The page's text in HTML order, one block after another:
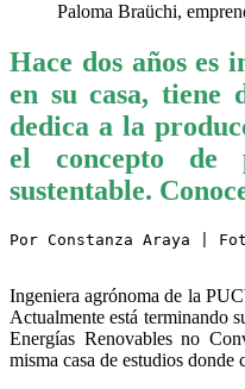
Paloma Braüchi,
Hace dos años es
en su casa, tiene
dedica a la
el concepto de
sustentable.
Por Constanza Araya |
Ingeniera agrónoma de la
Actualmente está terminando
Energías Renovables no
misma casa de estudios donde